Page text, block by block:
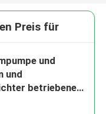
Preis für
und
und
betriebene